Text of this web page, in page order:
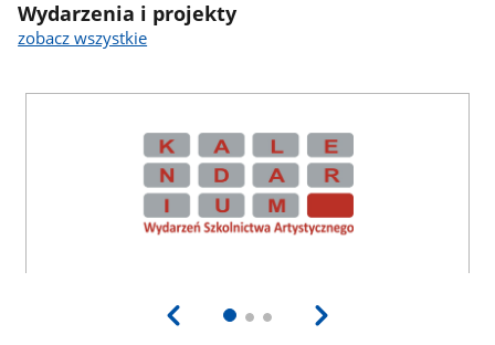
Wydarzenia i projekty
zobacz wszystkie